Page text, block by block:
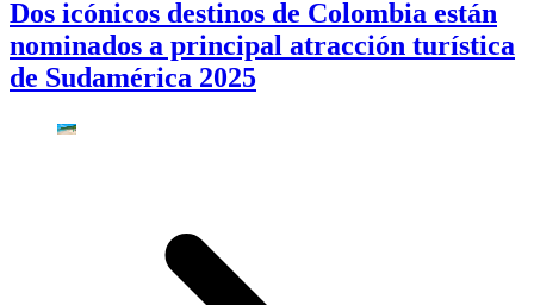
Dos icónicos destinos de Colombia están
nominados a principal atracción turística
de Sudamérica 2025